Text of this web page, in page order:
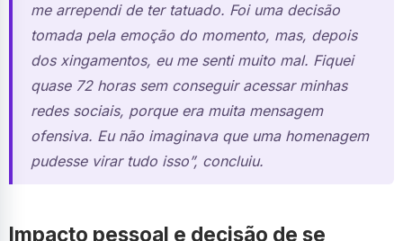
me arrependi de ter tatuado. Foi uma decisão
tomada pela emoção do momento, mas, depois
dos xingamentos, eu me senti muito mal. Fiquei
quase 72 horas sem conseguir acessar minhas
redes sociais, porque era muita mensagem
ofensiva. Eu não imaginava que uma homenagem
pudesse virar tudo isso”, concluiu.
Impacto pessoal e decisão de se